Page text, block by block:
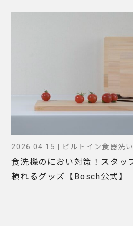
2026.04.15 | ビルトイン食器洗
食洗機のにおい対策！スタッ
頼れるグッズ【Bosch公式】